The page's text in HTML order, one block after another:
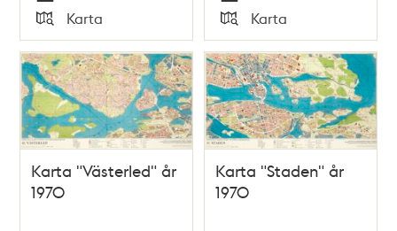
Tid
Typ
Karta Tid
Typ
Karta
Karta "Västerled" år
1970
Karta "Staden" år
1970